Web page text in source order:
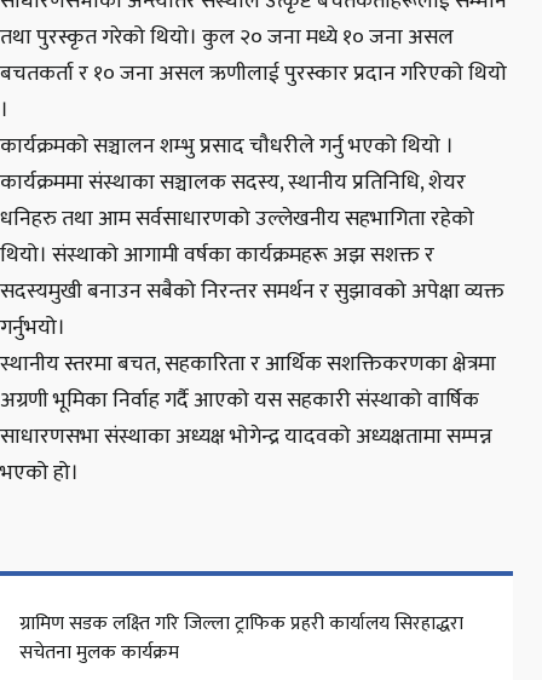
तथा पुरस्कृत गरेको थियो। कुल २० जना मध्ये १० जना असल
बचतकर्ता र १० जना असल ऋणीलाई पुरस्कार प्रदान गरिएको थियो
।
कार्यक्रमको सञ्चालन शम्भु प्रसाद चौधरीले गर्नु भएको थियो ।
कार्यक्रममा संस्थाका सञ्चालक सदस्य, स्थानीय प्रतिनिधि, शेयर
धनिहरु तथा आम सर्वसाधारणको उल्लेखनीय सहभागिता रहेको
थियो। संस्थाको आगामी वर्षका कार्यक्रमहरू अझ सशक्त र
सदस्यमुखी बनाउन सबैको निरन्तर समर्थन र सुझावको अपेक्षा व्यक्त
गर्नुभयो।
स्थानीय स्तरमा बचत, सहकारिता र आर्थिक सशक्तिकरणका क्षेत्रमा
अग्रणी भूमिका निर्वाह गर्दै आएको यस सहकारी संस्थाको वार्षिक
साधारणसभा संस्थाका अध्यक्ष भोगेन्द्र यादवको अध्यक्षतामा सम्पन्न
भएको हो।
ग्रामिण सडक लक्ष्ति गरि जिल्ला ट्राफिक प्रहरी कार्यालय सिरहाद्धरा
सचेतना मुलक कार्यक्रम